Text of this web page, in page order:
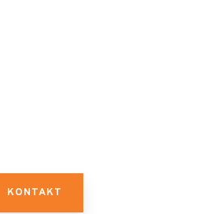
KONTAKT